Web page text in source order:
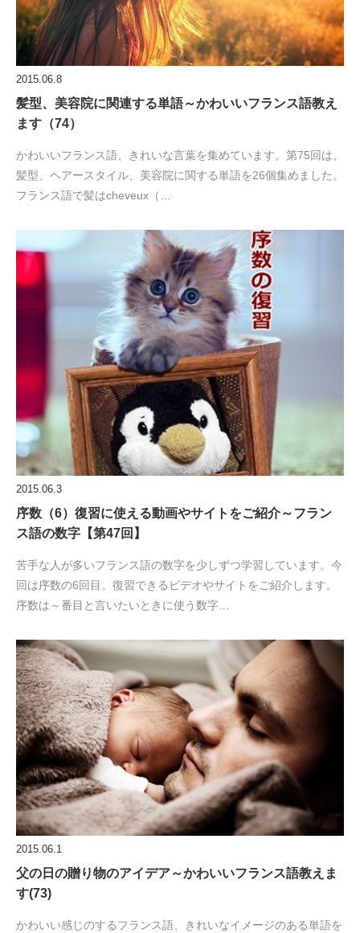
2015.06.8
髪型、美容院に関連する単語～かわいいフランス語教え
ます（74）
かわいいフランス語、きれいな言葉を集めています。第75回は、
髪型、ヘアースタイル、美容院に関する単語を26個集めました。
フランス語で髪はcheveux（…
2015.06.3
序数（6）復習に使える動画やサイトをご紹介～フラン
ス語の数字【第47回】
苦手な人が多いフランス語の数字を少しずつ学習しています。今
回は序数の6回目。復習できるビデオやサイトをご紹介します。
序数は～番目と言いたいときに使う数字…
2015.06.1
父の日の贈り物のアイデア～かわいいフランス語教えま
す(73)
かわいい感じのするフランス語、きれいなイメージのある単語を